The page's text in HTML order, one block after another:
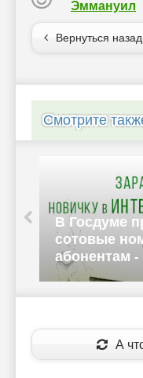
Эммануил
Вернуться назад
Смотрите
В Госдуме
сотовые
абонентам -
А